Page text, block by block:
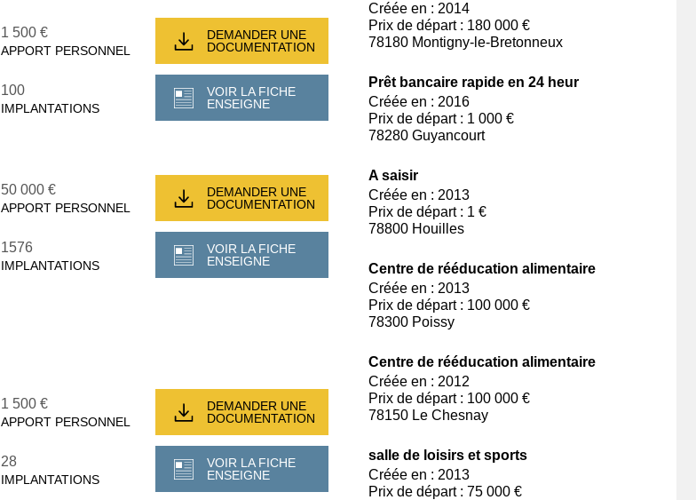
1 500 €
APPORT PERSONNEL
100
IMPLANTATIONS
DEMANDER UNE
DOCUMENTATION
VOIR LA FICHE
ENSEIGNE
50 000 €
APPORT PERSONNEL
1576
IMPLANTATIONS
DEMANDER UNE
DOCUMENTATION
VOIR LA FICHE
ENSEIGNE
1 500 €
APPORT PERSONNEL
28
IMPLANTATIONS
DEMANDER UNE
DOCUMENTATION
VOIR LA FICHE
ENSEIGNE
Créée en : 2014
Prix de départ : 180 000 €
78180 Montigny-le-Bretonneux
Prêt bancaire rapide en 24 heur
Créée en : 2016
Prix de départ : 1 000 €
78280 Guyancourt
A saisir
Créée en : 2013
Prix de départ : 1 €
78800 Houilles
Centre de rééducation alimentaire
Créée en : 2013
Prix de départ : 100 000 €
78300 Poissy
Centre de rééducation alimentaire
Créée en : 2012
Prix de départ : 100 000 €
78150 Le Chesnay
salle de loisirs et sports
Créée en : 2013
Prix de départ : 75 000 €